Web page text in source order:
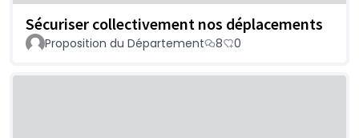
Sécuriser collectivement nos déplacements
Proposition du Département 8 0